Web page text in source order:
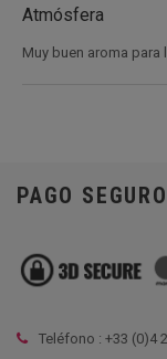
Atmósfera
Muy buen aroma para
PAGO SEGURO
Teléfono : +33 (0)4